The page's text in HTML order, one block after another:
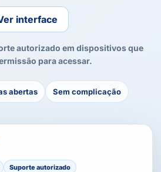
interface
autorizado em dispositivos que
para acessar.
abertas Sem complicação
Suporte autorizado